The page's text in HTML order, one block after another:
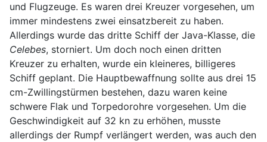
und Flugzeuge. Es waren drei Kreuzer vorgesehen, um
immer mindestens zwei einsatzbereit zu haben.
Allerdings wurde das dritte Schiff der Java-Klasse, die
Celebes, storniert. Um doch noch einen dritten
Kreuzer zu erhalten, wurde ein kleineres, billigeres
Schiff geplant. Die Hauptbewaffnung sollte aus drei 15
cm-Zwillingstürmen bestehen, dazu waren keine
schwere Flak und Torpedorohre vorgesehen. Um die
Geschwindigkeit auf 32 kn zu erhöhen, musste
allerdings der Rumpf verlängert werden, was auch den